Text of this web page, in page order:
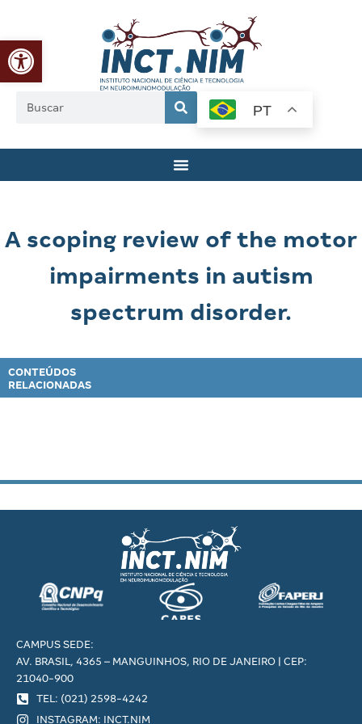
Abrir a barra de ferramentas
PT
A scoping review of the motor
impairments in autism
spectrum disorder.
CONTEÚDOS
RELACIONADAS
CAMPUS SEDE:
AV. BRASIL, 4365 – MANGUINHOS, RIO DE JANEIRO | CEP:
21040-900
TEL: (021) 2598-4242
INSTAGRAM: INCT.NIM